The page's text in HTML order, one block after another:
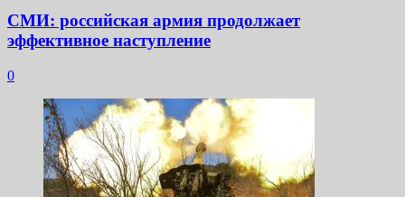
СМИ: российская армия продолжает
эффективное наступление
0